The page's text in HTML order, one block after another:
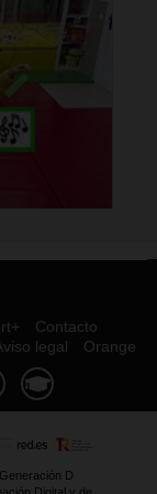
Contacto
legal Orange
D